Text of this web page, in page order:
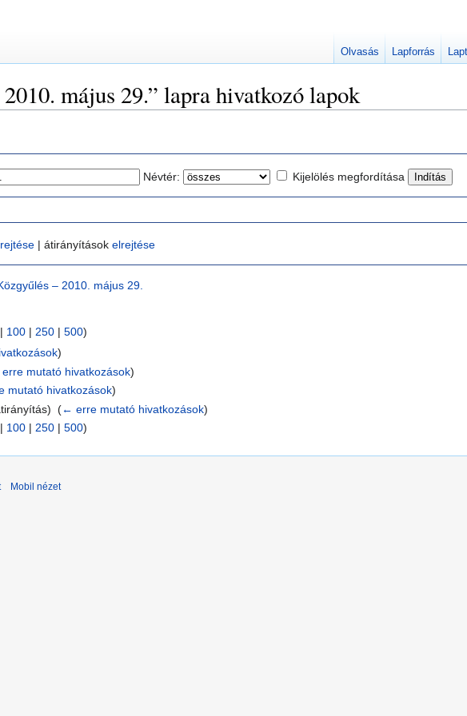
május 29.” lapra hivatkozó lapok
Névtér: Kijelölés megfordítása
| átirányítások elrejtése
– 2010. május 29.
| 100 | 250 | 500)
)
mutató hivatkozások)
mutató hivatkozások)
(← erre mutató hivatkozások)
| 100 | 250 | 500)
Olvasás Lapforrás
Mobil nézet